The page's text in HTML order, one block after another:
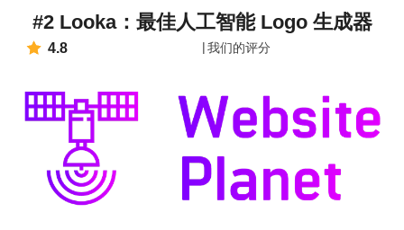
#2 Looka：最佳人工智能 Logo 生成器
4.8 我们的评分